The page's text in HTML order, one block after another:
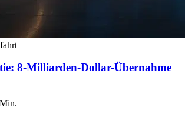
8-Milliarden-Dollar-Übernahme